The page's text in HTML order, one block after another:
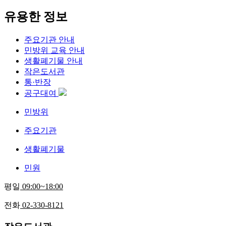
유용한 정보
주요기관 안내
민방위 교육 안내
생활폐기물 안내
작은도서관
통·반장
공구대여
민방위
주요기관
생활폐기물
민원
평일 09:00~18:00
전화 02-330-8121